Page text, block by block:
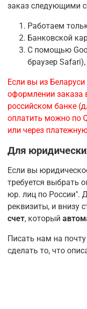
заказ следующими
Работаем
Банковской
С помощью
браузер
Если вы из
оформлении заказа
российском банке
оплатить можно по
или через
Для
Если вы
требуется выбрать
юр. лиц по России".
реквизиты, и внизу
счет, который
Писать нам на почту
сделать то, что